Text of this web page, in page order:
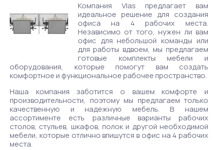
Компания Vlas предлагает вам
идеальное решение для создания
офиса на 4 рабочих места.
Независимо от того, нужен ли вам
офис для небольшой команды или
для работы вдвоем, мы предлагаем
готовые комплекты мебели и
оборудования, которые помогут вам создать
комфортное и функциональное рабочее пространство.
Наша компания заботится о вашем комфорте и
производительности, поэтому мы предлагаем только
качественную и надежную мебель. В нашем
ассортименте есть различные варианты рабочих
столов, стульев, шкафов, полок и другой необходимой
мебели, которые отлично впишутся в офис на 4 рабочих
места.